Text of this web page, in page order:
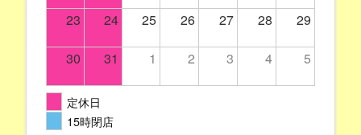
23 24 25 26 27 28 29
30 31 1 2 3 4 5
定休日
15時閉店